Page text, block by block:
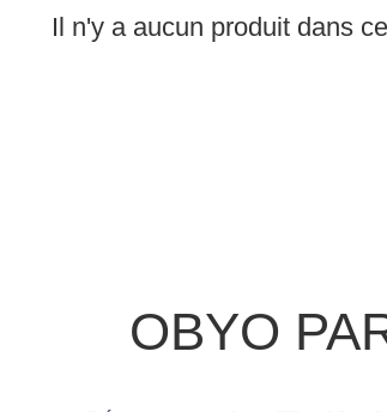
Il n'y a aucun produit dans
OBYO